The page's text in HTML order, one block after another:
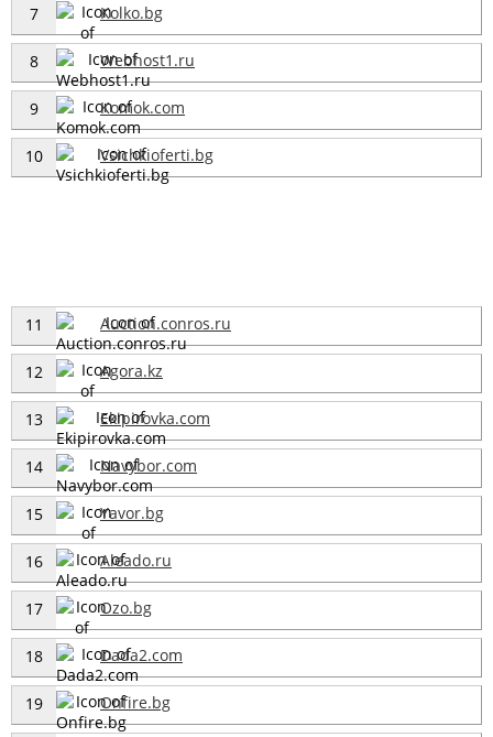
7 Kolko.bg
8 Webhost1.ru
9 Komok.com
10 Vsichkioferti.bg
11 Auction.conros.ru
12 Agora.kz
13 Ekipirovka.com
14 Navybor.com
15 Yavor.bg
16 Aleado.ru
17 Ozo.bg
18 Dada2.com
19 Onfire.bg